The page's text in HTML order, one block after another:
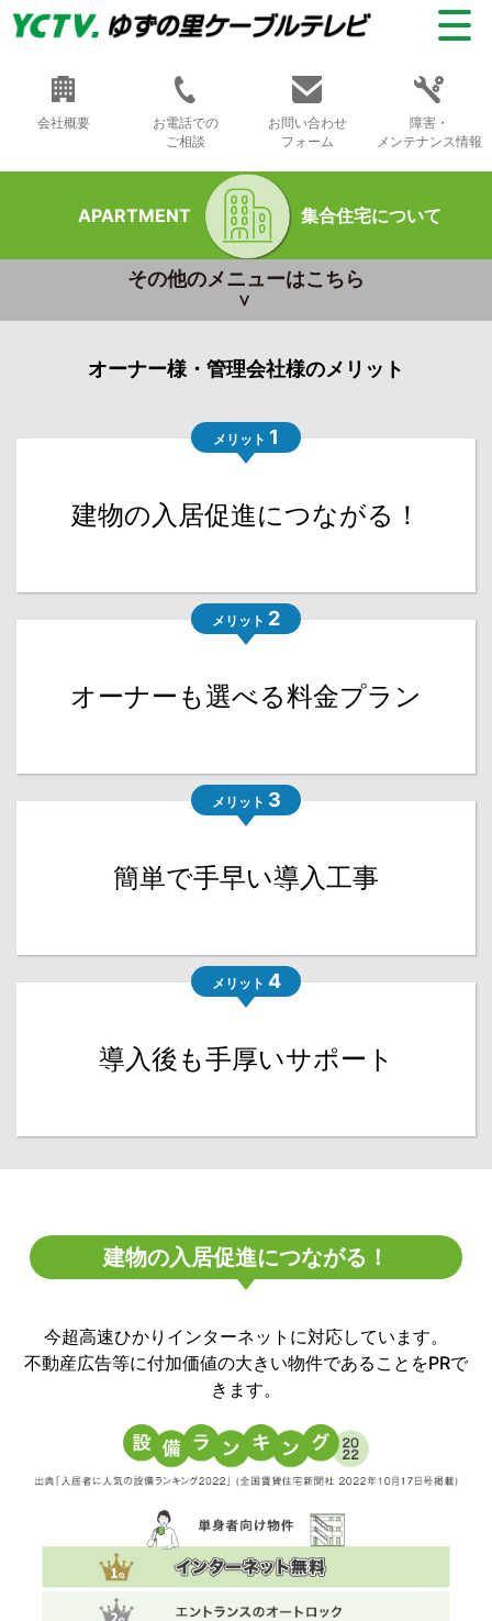
会社概要
お電話での
ご相談
お問い合わせ
フォーム
障害・
メンテナンス情報
APARTMENT 集合住宅について
その他のメニューはこちら
オーナー様・管理会社様のメリット
メリット 1
建物の入居促進につながる！
メリット 2
オーナーも選べる料金プラン
メリット 3
簡単で手早い導入工事
メリット 4
導入後も手厚いサポート
建物の入居促進につながる！
今超高速ひかりインターネットに対応しています。
不動産広告等に付加価値の大きい物件であることをPRで
きます。